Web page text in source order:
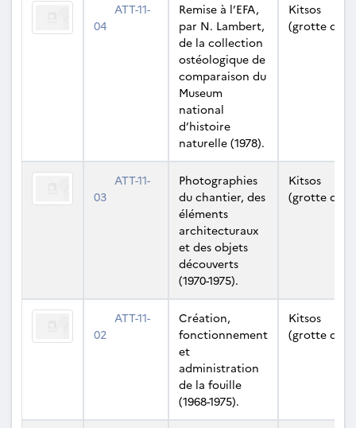
ATT-11-
04
Remise à l’EFA,
par N. Lambert,
de la collection
ostéologique de
comparaison du
Museum
national
d’histoire
naturelle (1978).
Kitsos
(grotte de)
ATT-11-
03
Photographies
du chantier, des
éléments
architecturaux
et des objets
découverts
(1970-1975).
Kitsos
(grotte de)
ATT-11-
02
Création,
fonctionnement
et
administration
de la fouille
(1968-1975).
Kitsos
(grotte de)